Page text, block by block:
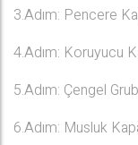
3.Adım: Pencere
4.Adım: Koruyucu
5.Adım: Çengel
6.Adım: Musluk